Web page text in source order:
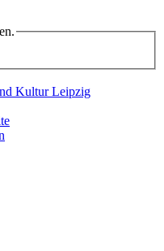
Kultur Leipzig